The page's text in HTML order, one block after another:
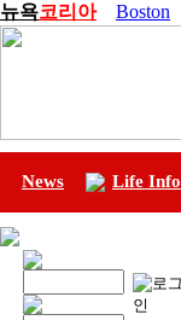
뉴욕코리아 Boston
News Life Info